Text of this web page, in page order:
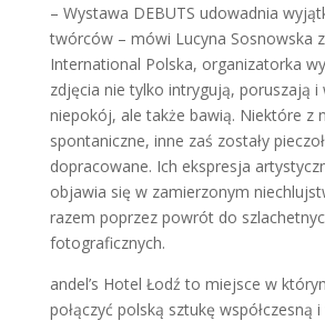
– Wystawa DEBUTS udowadnia
twórców – mówi Lucyna Sosnowska
International Polska, organizatorka
zdjęcia nie tylko intrygują, poruszają i
niepokój, ale także bawią. Niektóre z
spontaniczne, inne zaś zostały
dopracowane. Ich ekspresja
objawia się w zamierzonym
razem poprzez powrót do
fotograficznych.
andel’s Hotel Łodź to miejsce w
połączyć polską sztukę współczesną